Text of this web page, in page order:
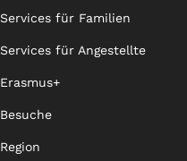
Services für Familien
Services für Angestellte
Erasmus+
Besuche
Region